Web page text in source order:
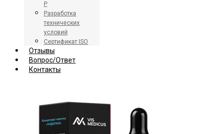
Р
Разработка
технических
условий
Сертификат ISO
Отзывы
Вопрос/Ответ
Контакты